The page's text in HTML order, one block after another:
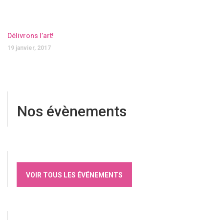
Délivrons l’art!
19 janvier, 2017
Nos évènements
VOIR TOUS LES ÉVÉNEMENTS